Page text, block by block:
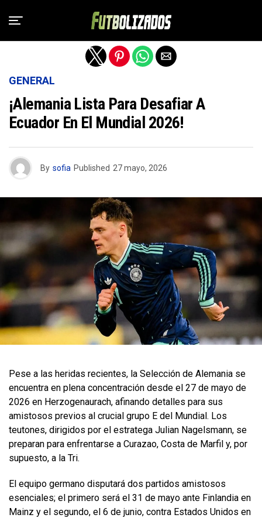
GENERAL
¡Alemania Lista Para Desafiar A
Ecuador En El Mundial 2026!
By sofia Published 27 mayo, 2026
Pese a las heridas recientes, la Selección de Alemania se
encuentra en plena concentración desde el 27 de mayo de
2026 en Herzogenaurach, afinando detalles para sus
amistosos previos al crucial grupo E del Mundial. Los
teutones, dirigidos por el estratega Julian Nagelsmann, se
preparan para enfrentarse a Curazao, Costa de Marfil y, por
supuesto, a la Tri.
El equipo germano disputará dos partidos amistosos
esenciales; el primero será el 31 de mayo ante Finlandia en
Mainz y el segundo, el 6 de junio, contra Estados Unidos en
Salir de la versión móvil